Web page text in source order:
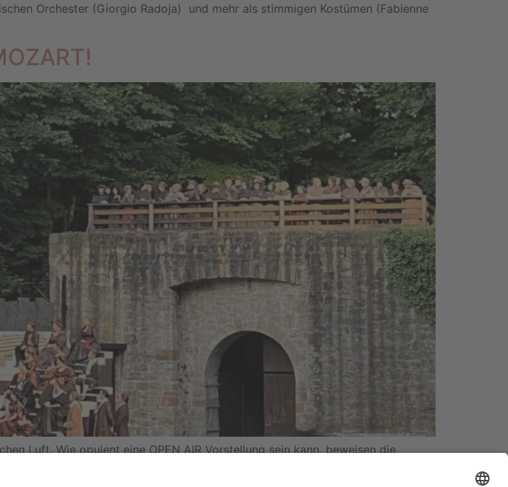
Orchester (Giorgio Radoja) und mehr als stimmigen Kostümen (Fabienne
Luft. Wie opulent eine OPEN AIR Vorstellung sein kann, beweisen die
[…]